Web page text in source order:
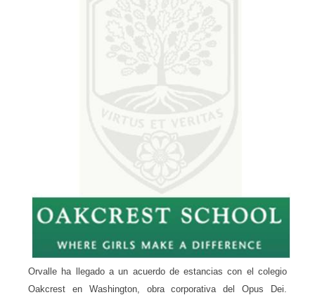
Orvalle ha llegado a un acuerdo de estancias con el colegio
Oakcrest en Washington, obra corporativa del Opus Dei.